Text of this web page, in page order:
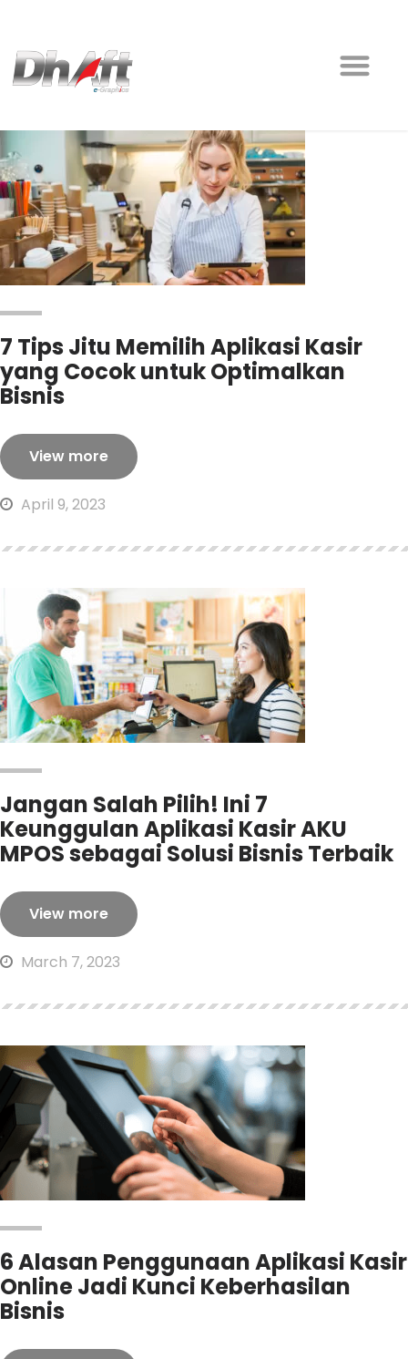
7 Tips Jitu Memilih Aplikasi Kasir
yang Cocok untuk Optimalkan
Bisnis
View more
April 9, 2023
Jangan Salah Pilih! Ini 7
Keunggulan Aplikasi Kasir AKU
MPOS sebagai Solusi Bisnis Terbaik
View more
March 7, 2023
6 Alasan Penggunaan Aplikasi Kasir
Online Jadi Kunci Keberhasilan
Bisnis